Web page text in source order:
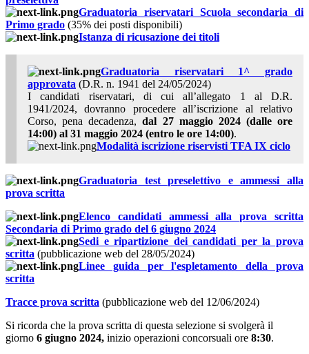
Graduatoria riservatari Scuola secondaria di
Primo grado (35% dei posti disponibili)
Istanza di ricusazione dei titoli
Graduatoria riservatari 1^ grado
approvata (D.R. n. 1941 del 24/05/2024)
I candidati riservatari, di cui all’allegato 1 al D.R.
1941/2024, dovranno procedere all’iscrizione al relativo
Corso, pena decadenza, dal 27 maggio 2024 (dalle ore
14:00) al 31 maggio 2024 (entro le ore 14:00).
Modalità iscrizione riservisti TFA IX ciclo
Graduatoria test preselettivo e ammessi alla
prova scritta
Elenco candidati ammessi alla prova scritta
Secondaria di Primo grado del 6 giugno 2024
Sedi e ripartizione dei candidati per la prova
scritta (pubblicazione web del 28/05/2024)
Linee guida per l'espletamento della prova
scritta
Tracce prova scritta (pubblicazione web del 12/06/2024)
Si ricorda che la prova scritta di questa selezione si svolgerà il
giorno 6 giugno 2024, inizio operazioni concorsuali ore 8:30.